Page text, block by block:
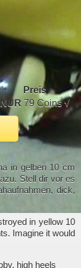
Preis
NUR 79 Coins √
in gelben 10 cm
Stell dir vor es
dick,
in yellow 10
Imagine it would
high heels